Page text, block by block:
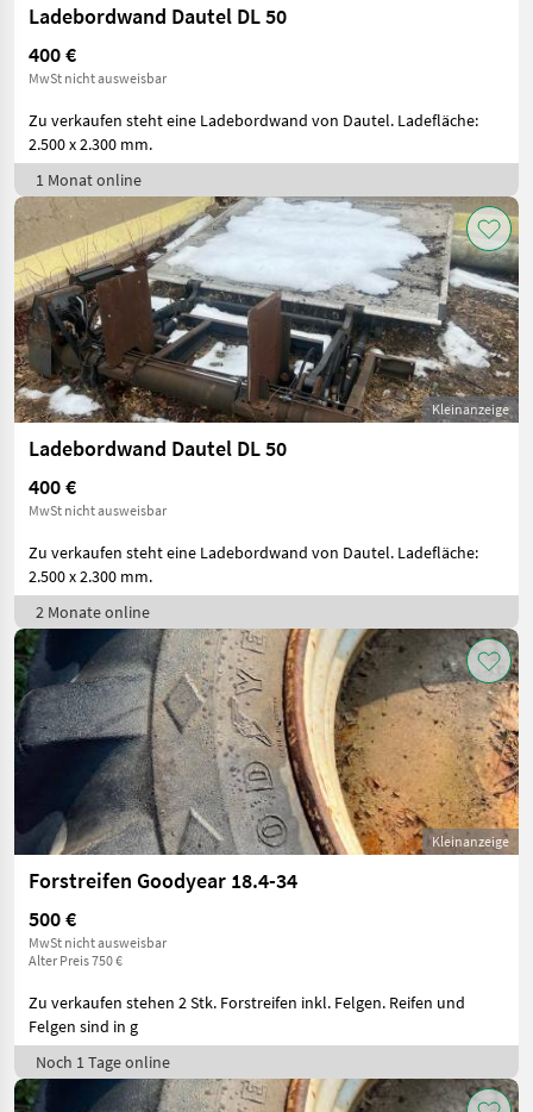
Ladebordwand Dautel DL 50
400 €
MwSt nicht ausweisbar
Zu verkaufen steht eine Ladebordwand von Dautel. Ladefläche:
2.500 x 2.300 mm.
1 Monat online
Kleinanzeige
Ladebordwand Dautel DL 50
400 €
MwSt nicht ausweisbar
Zu verkaufen steht eine Ladebordwand von Dautel. Ladefläche:
2.500 x 2.300 mm.
2 Monate online
Kleinanzeige
Forstreifen Goodyear 18.4-34
500 €
MwSt nicht ausweisbar
Alter Preis 750 €
Zu verkaufen stehen 2 Stk. Forstreifen inkl. Felgen. Reifen und
Felgen sind in g
Noch 1 Tage online